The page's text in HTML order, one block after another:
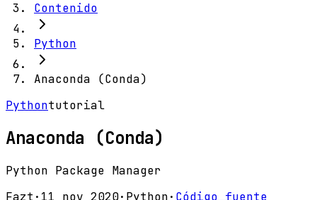
Contenido
Python
Anaconda (Conda)
Pythontutorial
Anaconda (Conda)
Python Package Manager
Fazt · 11 nov 2020· Python· Código fuente